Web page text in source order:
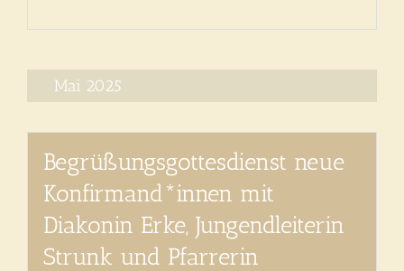
Mai 2025
Begrüßungsgottesdienst neue
Konfirmand*innen mit
Diakonin Erke, Jungendleiterin
Strunk und Pfarrerin